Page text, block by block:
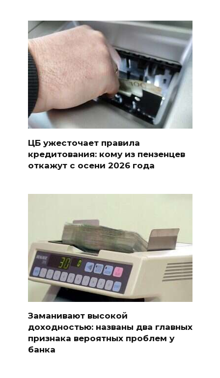
ЦБ ужесточает правила
кредитования: кому из пензенцев
откажут с осени 2026 года
Заманивают высокой
доходностью: названы два главных
признака вероятных проблем у
банка